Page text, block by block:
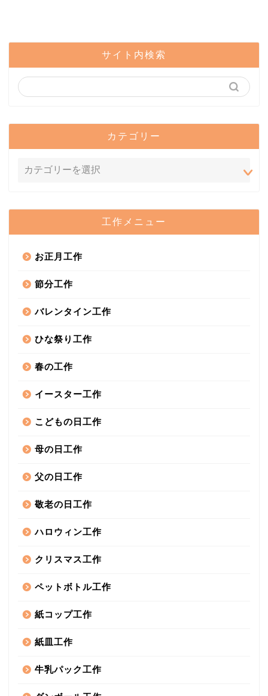
サイト内検索
カテゴリー
工作メニュー
お正月工作
節分工作
バレンタイン工作
ひな祭り工作
春の工作
イースター工作
こどもの日工作
母の日工作
父の日工作
敬老の日工作
ハロウィン工作
クリスマス工作
ペットボトル工作
紙コップ工作
紙皿工作
牛乳パック工作